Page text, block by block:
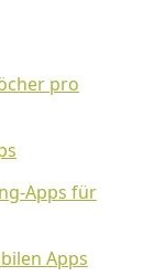
pro
Apps für
Apps